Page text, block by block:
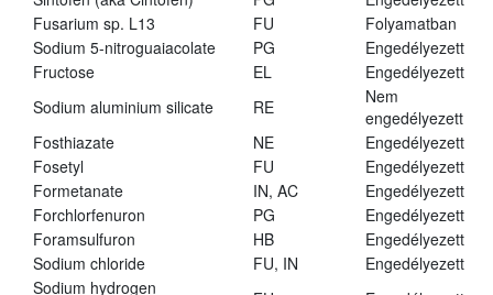
Fusarium sp. L13
FU
Folyamatban
Sodium 5-nitroguaiacolate
PG
Engedélyezett
Fructose
EL
Engedélyezett
Sodium aluminium silicate
RE
Nem
engedélyezett
Fosthiazate
NE
Engedélyezett
Fosetyl
FU
Engedélyezett
Formetanate
IN, AC
Engedélyezett
Forchlorfenuron
PG
Engedélyezett
Foramsulfuron
HB
Engedélyezett
Sodium chloride
FU, IN
Engedélyezett
Sodium hydrogen